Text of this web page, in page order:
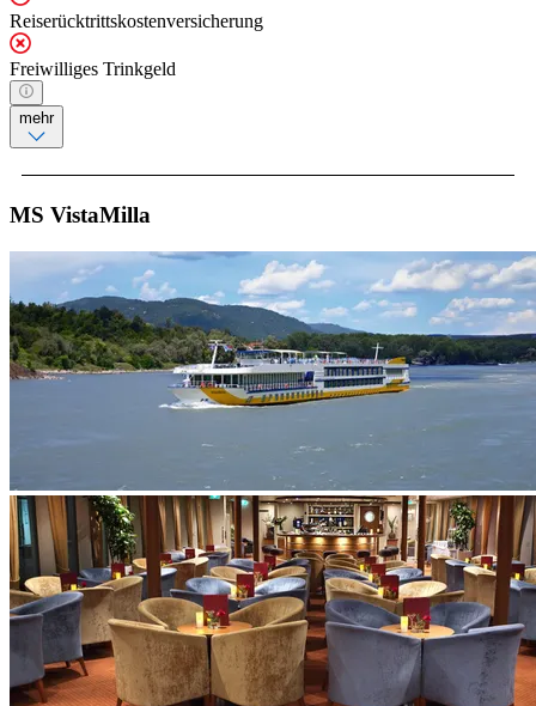
Reiserücktrittskostenversicherung
Freiwilliges Trinkgeld
mehr
MS VistaMilla